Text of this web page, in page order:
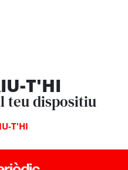
T'HI
teu dispositiu
T'HI